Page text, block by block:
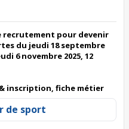
recrutement pour devenir
du jeudi 18 septembre
6 novembre 2025, 12
inscription, fiche métier
de sport